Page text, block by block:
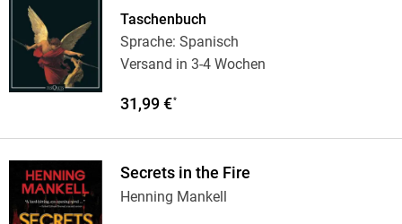
Taschenbuch
Sprache: Spanisch
Versand in 3-4 Wochen
31,99 €*
Secrets in the Fire
Henning Mankell